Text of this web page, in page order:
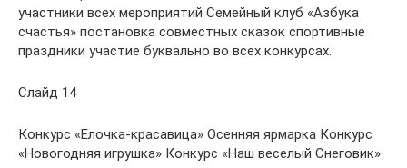
участники всех мероприятий Семейный клуб «Азбука
счастья» постановка совместных сказок спортивные
праздники участие буквально во всех конкурсах.
Слайд 14
Конкурс «Елочка-красавица» Осенняя ярмарка Конкурс
«Новогодняя игрушка» Конкурс «Наш веселый Снеговик»